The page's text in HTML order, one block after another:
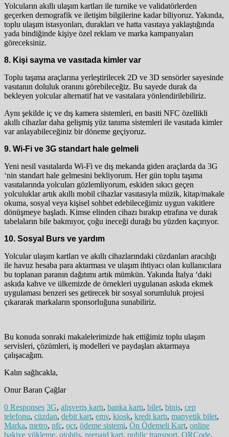
Yolcuların akıllı ulaşım kartları ile turnike ve validatörlerden
geçerken demografik ve iletişim bilgilerine kadar biliyoruz. Yakında,
toplu ulaşım istasyonları, durakları ve hatta vasıtaya yaklaştığında
yada bindiğinde kişiye özel reklam ve marka kampanyaları
göreceksiniz.
8. Kişi sayma ve vasıtada kimler var
Toplu taşıma araçlarına yerleştirilecek 2D ve 3D sensörler sayesinde
vasıtanın doluluk oranını görebileceğiz. Bu sayede durak da
bekleyen yolcular alternatif hat ve vasıtalara yönlendirilebiliriz.
Aynı şekilde iç ve dış kamera sistemleri, en basiti NFC özellikli
akıllı cihazlar daha gelişmiş yüz tanıma sistemleri ile vasıtada kimler
var anlayabileceğiniz bir döneme geçiyoruz.
9. Wi-Fi ve 3G standart hale gelmeli
Yeni nesil vasıtalarda Wi-Fi ve dış mekanda giden araçlarda da 3G
‘nin standart hale gelmesini bekliyorum. Her gün toplu taşıma
vasıtalarında yolcuları gözlemliyorum, eskiden sıkıcı geçen
yolculuklar artık akıllı mobil cihazlar vasıtasıyla müzik, kitap/makale
okuma, sosyal veya kişisel sohbet edebileceğimiz uygun vakitlere
dönüşmeye başladı. Kimse elinden cihazı bırakıp etrafına ve durak
tabelaların bile bakmıyor, çoğu ineceği durağı bu yüzden kaçırıyor.
10. Sosyal Burs ve yardım
Yolcular ulaşım kartları ve akıllı cihazlarındaki cüzdanları aracılığı
ile havuz hesaba para aktarması ve ulaşım ihtiyacı olan kullanıcılara
bu toplanan paranın dağıtımı artık mümkün. Yakında İtalya ‘daki
askıda kahve ve ülkemizde de örnekleri uygulanan askıda ekmek
uygulaması benzeri ses getirecek bir sosyal sorumluluk projesi
çıkararak markaların sponsorluğuna sunabiliriz.
Bu konuda sonraki makalelerimizde hak ettiğimiz toplu ulaşım
servisleri, çözümleri, iş modelleri ve paydaşları aktarmaya
çalışacağım.
Kalın sağlıcakla,
Onur Baran Çağlar
0 Responses 3G, alışveriş kartı, banka kartı, bilet, biniş, cep
telefonu, cüzdan, debit kart, emv, kiosk, kredi kartı, manyetik bilet,
Marka, metro, nfc, ocr, ödeme sistemi, Ön Ödemeli Kart, online
bakiye yükleme, otobüs, prepaid kart, public transport, QRCode,